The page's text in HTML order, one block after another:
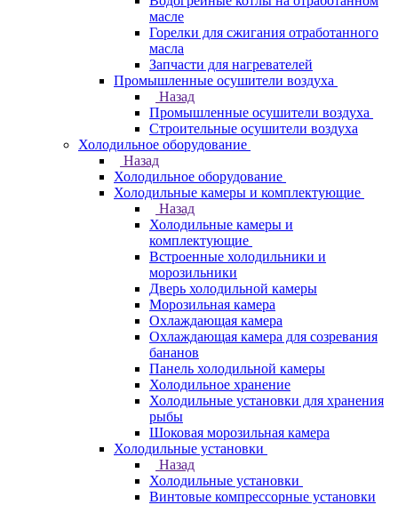
масле
Горелки для сжигания отработанного
масла
Запчасти для нагревателей
Промышленные осушители воздуха
Назад
Промышленные осушители воздуха
Строительные осушители воздуха
Холодильное оборудование
Назад
Холодильное оборудование
Холодильные камеры и комплектующие
Назад
Холодильные камеры и
комплектующие
Встроенные холодильники и
морозильники
Дверь холодильной камеры
Морозильная камера
Охлаждающая камера
Охлаждающая камера для созревания
бананов
Панель холодильной камеры
Холодильное хранение
Холодильные установки для хранения
рыбы
Шоковая морозильная камера
Холодильные установки
Назад
Холодильные установки
Винтовые компрессорные установки